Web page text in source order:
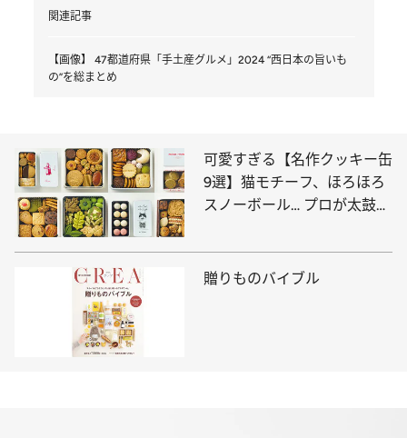
関連記事
【画像】 47都道府県「手土産グルメ」2024 “西日本の旨いも
の”を総まとめ
可愛すぎる【名作クッキー缶
9選】猫モチーフ、ほろほろ
スノーボール… プロが太鼓判
贈りものバイブル